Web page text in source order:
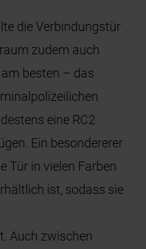
die Verbindungstür
zudem auch
besten – das
eine RC2
Ein besondererer
Tür in vielen Farben
ist, sodass sie
Auch zwischen